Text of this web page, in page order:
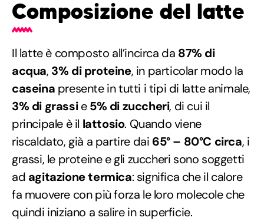
Composizione del latte
Il latte è composto all’incirca da 87% di
acqua, 3% di proteine, in particolar modo la
caseina presente in tutti i tipi di latte animale,
3% di grassie5% di zuccheri, di cui il
principale è il lattosio. Quando viene
riscaldato, già a partire dai 65° – 80°C circa, i
grassi, le proteine e gli zuccheri sono soggetti
ad agitazione termica: significa che il calore
fa muovere con più forza le loro molecole che
quindi iniziano a salire in superficie.